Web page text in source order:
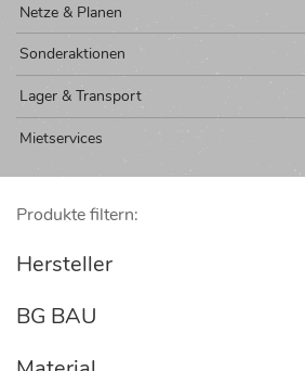
Netze & Planen
Sonderaktionen
Lager & Transport
Mietservices
Produkte filtern:
Hersteller
BG BAU